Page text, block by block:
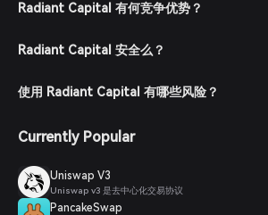
Radiant Capital 有何竞争优势？
Radiant Capital 安全么？
使用 Radiant Capital 有哪些风险？
Currently Popular
Uniswap V3
Uniswap v3 是去中心化交易协议
PancakeSwap